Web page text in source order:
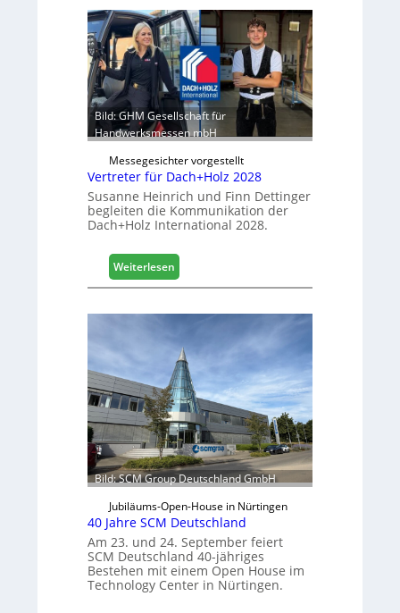
k
b
e
r
e
i
c
h
g
e
r
:
S
t
a
b
l
e
s
G
e
s
h
f
s
j
a
h
r
Bild: GHM Gesellschaft für
Handwerksmessen mbH
Messegesichter vorgestellt
Vertreter für Dach+Holz 2028
Susanne Heinrich und Finn Dettinger
begleiten die Kommunikation der
Dach+Holz International 2028.
Weiterlesen
V
r
r
e
t
e
r
f
ü
r
D
a
c
+
H
o
Bild: SCM Group Deutschland GmbH
Jubiläums-Open-House in Nürtingen
40 Jahre SCM Deutschland
Am 23. und 24. September feiert
SCM Deutschland 40-jähriges
Bestehen mit einem Open House im
Technology Center in Nürtingen.